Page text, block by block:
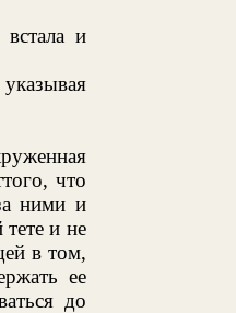
и
что
ними и
и не
в том,
ее
до